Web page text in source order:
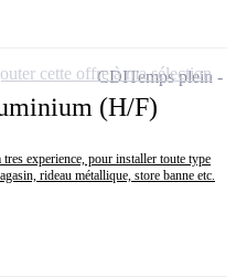
(H/F)
experience, pour installer toute type
rideau métallique, store banne etc.
CDITemps plein
cette offre à ma sélection